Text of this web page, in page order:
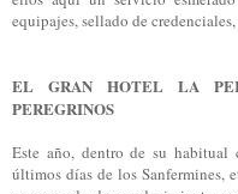
equipajes, sellado de
EL GRAN HOTEL LA
PEREGRINOS
Este año, dentro de su habitual
últimos días de los Sanfermines,